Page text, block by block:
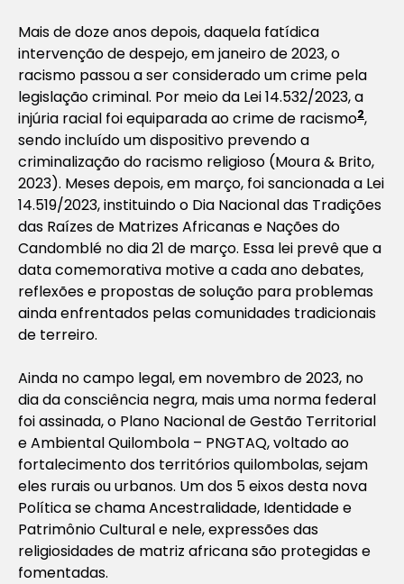
Mais de doze anos depois, daquela fatídica
intervenção de despejo, em janeiro de 2023, o
racismo passou a ser considerado um crime pela
legislação criminal. Por meio da Lei 14.532/2023, a
injúria racial foi equiparada ao crime de racismo2,
sendo incluído um dispositivo prevendo a
criminalização do racismo religioso (Moura & Brito,
2023). Meses depois, em março, foi sancionada a Lei
14.519/2023, instituindo o Dia Nacional das Tradições
das Raízes de Matrizes Africanas e Nações do
Candomblé no dia 21 de março. Essa lei prevê que a
data comemorativa motive a cada ano debates,
reflexões e propostas de solução para problemas
ainda enfrentados pelas comunidades tradicionais
de terreiro.
Ainda no campo legal, em novembro de 2023, no
dia da consciência negra, mais uma norma federal
foi assinada, o Plano Nacional de Gestão Territorial
e Ambiental Quilombola – PNGTAQ, voltado ao
fortalecimento dos territórios quilombolas, sejam
eles rurais ou urbanos. Um dos 5 eixos desta nova
Política se chama Ancestralidade, Identidade e
Patrimônio Cultural e nele, expressões das
religiosidades de matriz africana são protegidas e
fomentadas.